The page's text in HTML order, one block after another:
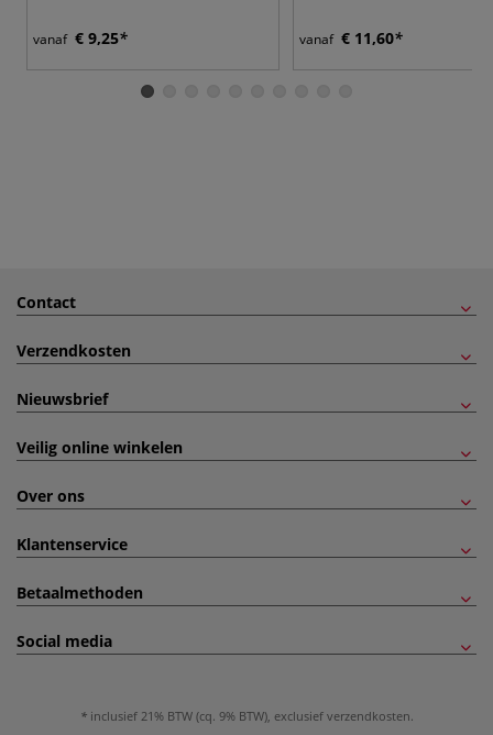
vanaf € 9,25 vanaf € 11,60
Contact
Verzendkosten
Nieuwsbrief
Veilig online winkelen
Over ons
Klantenservice
Betaalmethoden
Social media
inclusief 21% BTW (cq. 9% BTW), exclusief verzendkosten.